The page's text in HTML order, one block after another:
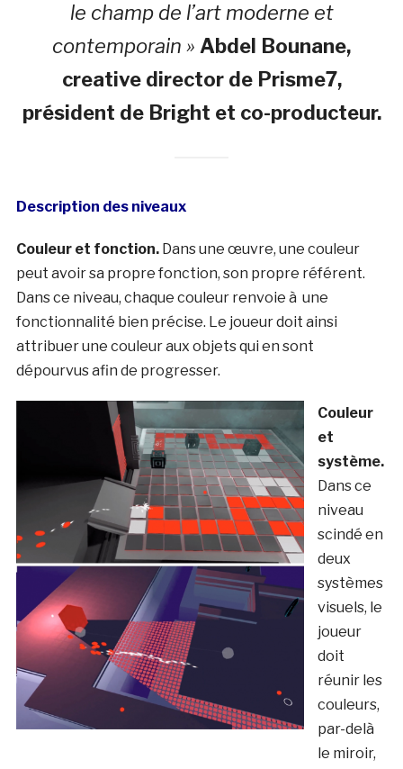
le champ de l’art moderne et
contemporain » Abdel Bounane,
creative director de Prisme7,
président de Bright et co-producteur.
Description des niveaux
Couleur et fonction. Dans une œuvre, une couleur
peut avoir sa propre fonction, son propre référent.
Dans ce niveau, chaque couleur renvoie à une
fonctionnalité bien précise. Le joueur doit ainsi
attribuer une couleur aux objets qui en sont
dépourvus afin de progresser.
Couleur
et
système.
Dans ce
niveau
scindé en
deux
systèmes
visuels, le
joueur
doit
réunir les
couleurs,
par-delà
le miroir,